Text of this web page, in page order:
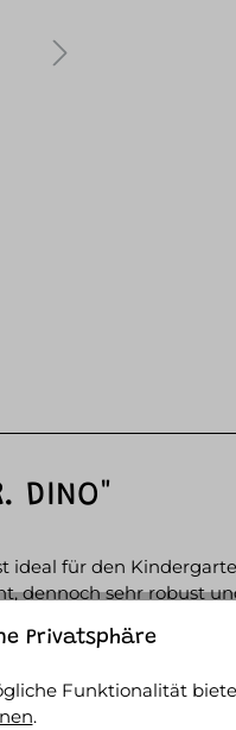
DINO"
für den
dennoch sehr robust
Sie ist perfekt
Privatsphäre
Funktionalität
.